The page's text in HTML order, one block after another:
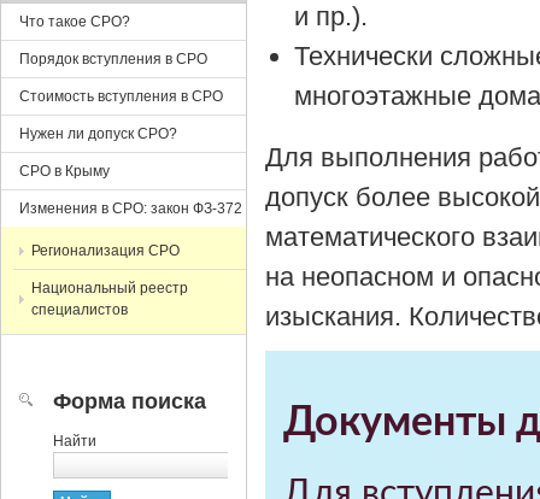
и пр.).
Технически
многоэтажные
Для выполнения
допуск более
математического
на неопасном и
изыскания.
Документы
Что такое СРО?
Порядок вступления в СРО
Стоимость вступления в СРО
Нужен ли допуск СРО?
СРО в Крыму
Изменения в СРО: закон ФЗ-372
Регионализация СРО
Национальный реестр
специалистов
Форма поиска
Найти